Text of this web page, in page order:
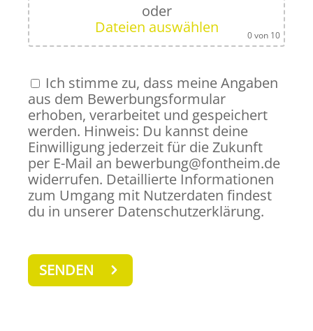
oder
Dateien auswählen
0von 10
Ich stimme zu, dass meine Angaben
aus dem Bewerbungsformular
erhoben, verarbeitet und gespeichert
werden. Hinweis: Du kannst deine
Einwilligung jederzeit für die Zukunft
per E-Mail an bewerbung@fontheim.de
widerrufen. Detaillierte Informationen
zum Umgang mit Nutzerdaten findest
du in unserer Datenschutzerklärung.